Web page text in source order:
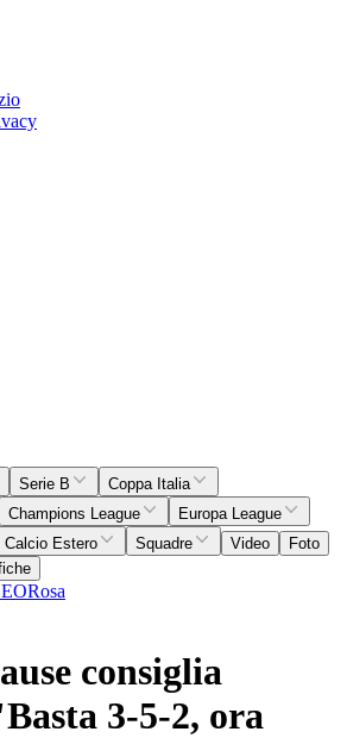
Serie B
Coppa Italia
Champions League
Europa League
Calcio Estero Squadre Video
Foto
Rosa
consiglia
3-5-2, ora